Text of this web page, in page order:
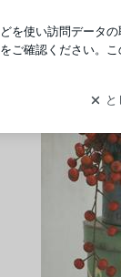
登録 ログイン